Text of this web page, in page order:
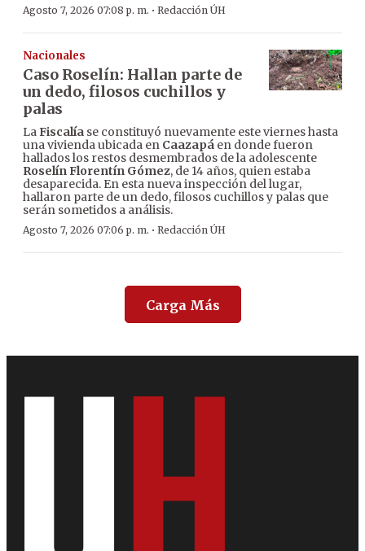
Agosto 7, 2026 07:08 p. m. · Redacción ÚH
Nacionales
Caso Roselín: Hallan parte de
un dedo, filosos cuchillos y
palas
LaFiscalía se constituyó nuevamente este viernes hasta
una vivienda ubicada en Caazapá en donde fueron
hallados los restos desmembrados de la adolescente
Roselín Florentín Gómez, de 14 años, quien estaba
desaparecida. En esta nueva inspección del lugar,
hallaron parte de un dedo, filosos cuchillos y palas que
serán sometidos a análisis.
Agosto 7, 2026 07:06 p. m. · Redacción ÚH
Carga Más